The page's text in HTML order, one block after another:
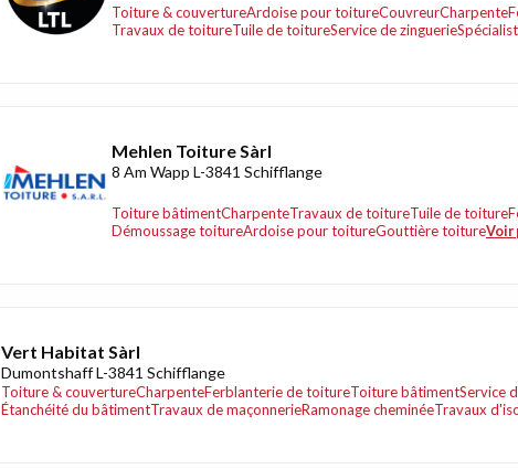
Toiture & couvertureArdoise pour toitureCouvreurCharpente
Travaux de toitureTuile de toitureService de zinguerie
Mehlen Toiture Sàrl
8 Am Wapp L-3841 Schifflange
Toiture bâtimentCharpenteTravaux de toitureTuile de toiture
Démoussage toitureArdoise pour toitureGouttière toitureVoir
Vert Habitat Sàrl
Dumontshaff L-3841 Schifflange
Toiture & couvertureCharpenteFerblanterie de toitureToiture bâtimentService
Étanchéité du bâtimentTravaux de maçonnerieRamonage cheminéeTravaux